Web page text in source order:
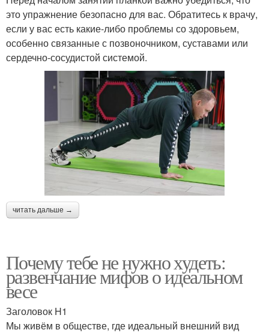
это упражнение безопасно для вас. Обратитесь к врачу,
если у вас есть какие-либо проблемы со здоровьем,
особенно связанные с позвоночником, суставами или
сердечно-сосудистой системой.
читать дальше →
Почему тебе не нужно худеть:
развенчание мифов о идеальном
весе
Заголовок H1
Мы живём в обществе, где идеальный внешний вид